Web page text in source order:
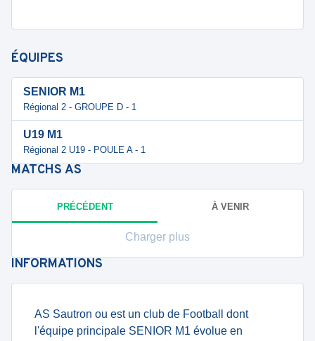
ÉQUIPES
SENIOR M1
Régional 2 - GROUPE D - 1
U19 M1
Régional 2 U19 - POULE A - 1
MATCHS AS
PRÉCÉDENT À VENIR
Charger plus
INFORMATIONS
AS Sautron ou est un club de Football dont
l'équipe principale SENIOR M1 évolue en